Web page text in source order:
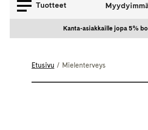
Tuotteet
Kanta-asiakkaille jopa 5%
Etusivu Mielenterveys